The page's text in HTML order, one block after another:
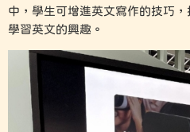
中，學生可增進英文寫作的技巧
學習英文的興趣。